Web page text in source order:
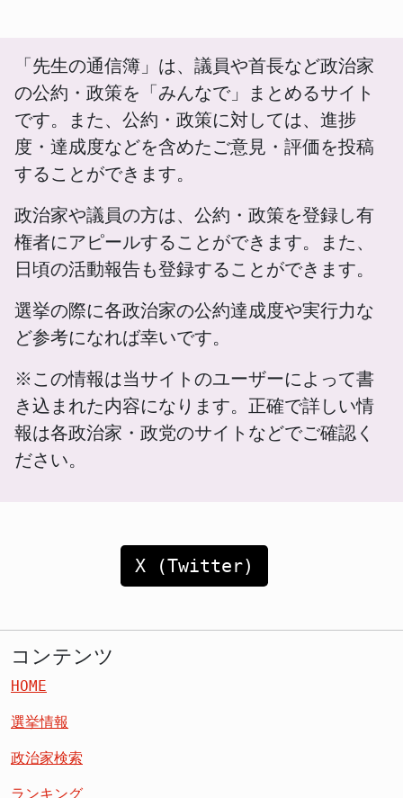
「先生の通信簿」は、議員や首長など政治家
の公約・政策を「みんなで」まとめるサイト
です。また、公約・政策に対しては、進捗
度・達成度などを含めたご意見・評価を投稿
することができます。
政治家や議員の方は、公約・政策を登録し有
権者にアピールすることができます。また、
日頃の活動報告も登録することができます。
選挙の際に各政治家の公約達成度や実行力な
ど参考になれば幸いです。
※この情報は当サイトのユーザーによって書
き込まれた内容になります。正確で詳しい情
報は各政治家・政党のサイトなどでご確認く
ださい。
X (Twitter)
コンテンツ
HOME
選挙情報
政治家検索
ランキング